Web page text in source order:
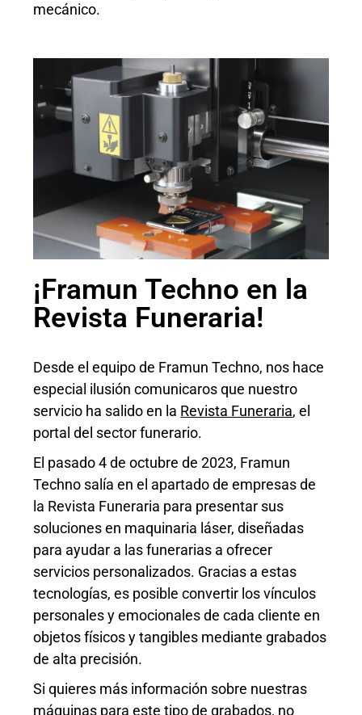
mecánico.
¡Framun Techno en la
Revista Funeraria!
Desde el equipo de Framun Techno, nos hace
especial ilusión comunicaros que nuestro
servicio ha salido en la Revista Funeraria, el
portal del sector funerario.
El pasado 4 de octubrede 2023, Framun
Techno salía en el apartado de empresas de
la Revista Funeraria para presentar sus
soluciones en maquinaria láser, diseñadas
para ayudar a las funerarias a ofrecer
servicios personalizados. Gracias a estas
tecnologías, es posible convertir los vínculos
personales y emocionales de cada cliente en
objetos físicos y tangibles mediante grabados
de alta precisión.
Si quieres más información sobre nuestras
máquinas para este tipo de grabados, no